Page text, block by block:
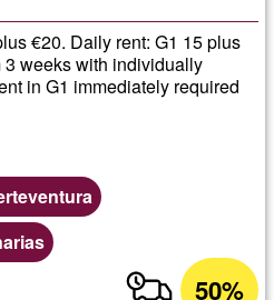
€20. Daily rent: G1 15 plus
3 weeks with individually
in G1 immediately required
50%